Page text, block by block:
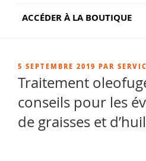
ACCÉDER À LA BOUTIQUE
PUBLIÉ
LE
5 SEPTEMBRE 2019 PAR
Traitement
conseils pour les
de graisses et